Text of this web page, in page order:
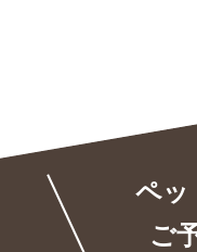
ペッ
ご